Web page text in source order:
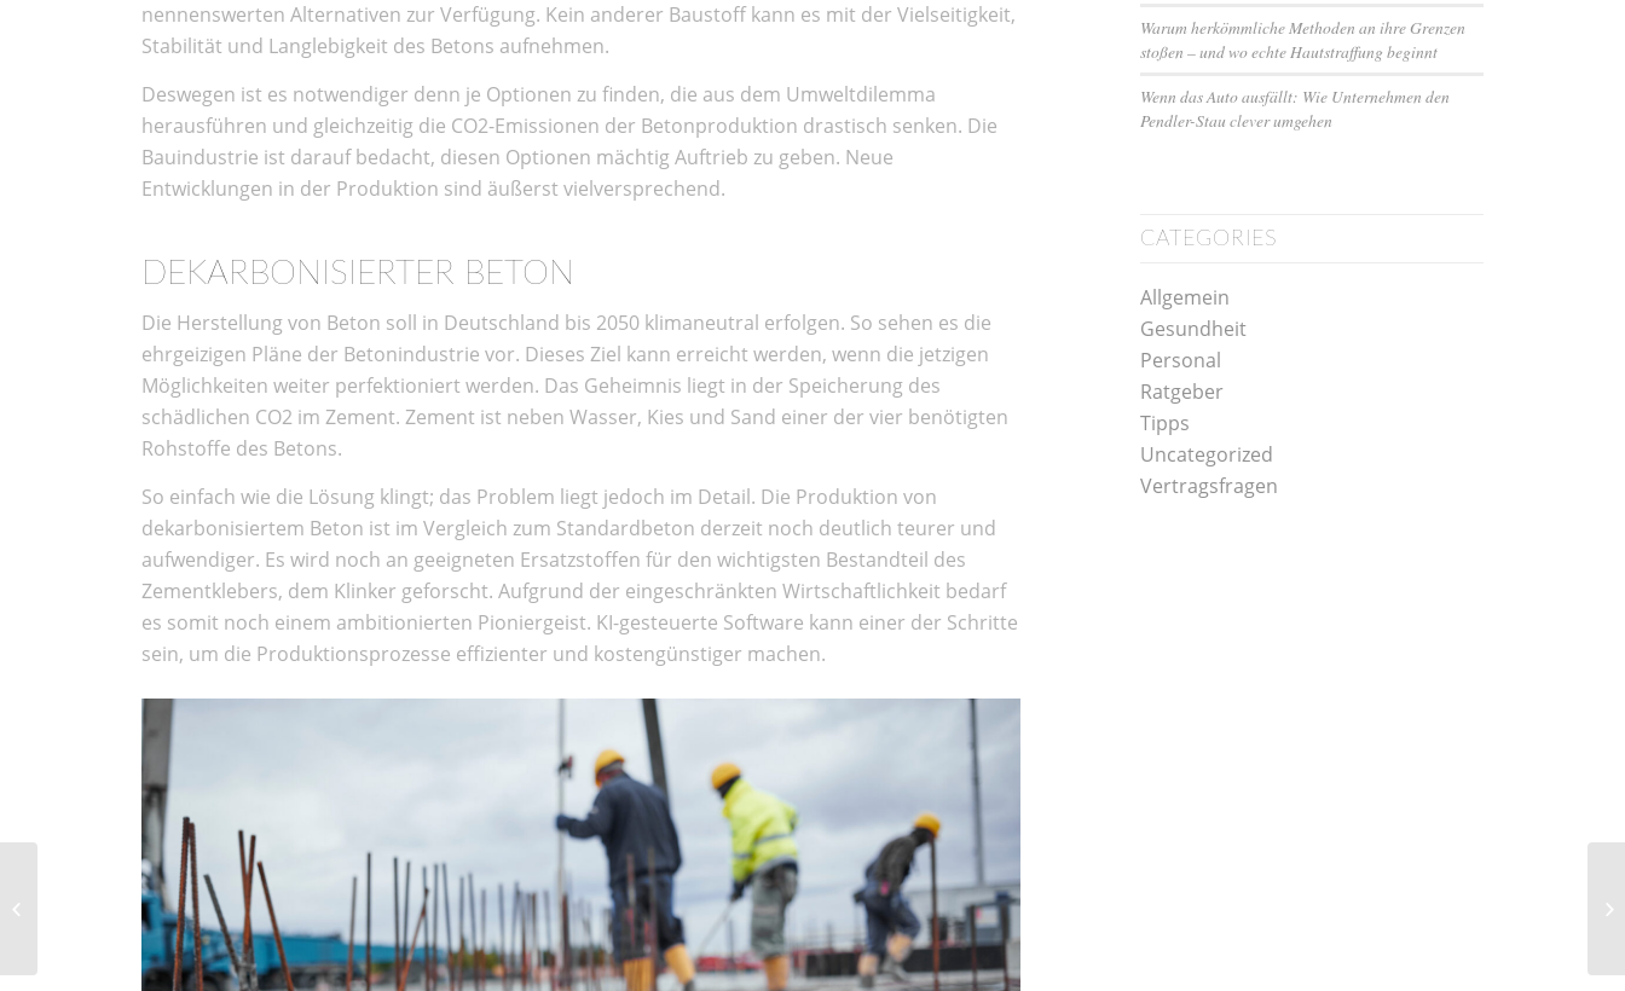
nennenswerten Alternativen zur Verfügung. Kein anderer Baustoff kann es mit der Vielseitigkeit,
Stabilität und Langlebigkeit des Betons aufnehmen.
Deswegen ist es notwendiger denn je Optionen zu finden, die aus dem Umweltdilemma
herausführen und gleichzeitig die CO2-Emissionen der Betonproduktion drastisch senken. Die
Bauindustrie ist darauf bedacht, diesen Optionen mächtig Auftrieb zu geben. Neue
Entwicklungen in der Produktion sind äußerst vielversprechend.
DEKARBONISIERTER BETON
Die Herstellung von Beton soll in Deutschland bis 2050 klimaneutral erfolgen. So sehen es die
ehrgeizigen Pläne der Betonindustrie vor. Dieses Ziel kann erreicht werden, wenn die jetzigen
Möglichkeiten weiter perfektioniert werden. Das Geheimnis liegt in der Speicherung des
schädlichen CO2 im Zement. Zement ist neben Wasser, Kies und Sand einer der vier benötigten
Rohstoffe des Betons.
So einfach wie die Lösung klingt; das Problem liegt jedoch im Detail. Die Produktion von
dekarbonisiertem Beton ist im Vergleich zum Standardbeton derzeit noch deutlich teurer und
aufwendiger. Es wird noch an geeigneten Ersatzstoffen für den wichtigsten Bestandteil des
Zementklebers, dem Klinker geforscht. Aufgrund der eingeschränkten Wirtschaftlichkeit bedarf
es somit noch einem ambitionierten Pioniergeist. KI-gesteuerte Software kann einer der Schritte
sein, um die Produktionsprozesse effizienter und kostengünstiger machen.
Warum herkömmliche Methoden an ihre Grenzen
stoßen – und wo echte Hautstraffung beginnt
Wenn das Auto ausfällt: Wie Unternehmen den
Pendler-Stau clever umgehen
CATEGORIES
Allgemein
Gesundheit
Personal
Ratgeber
Tipps
Uncategorized
Vertragsfragen
gelungene Firmenfeier